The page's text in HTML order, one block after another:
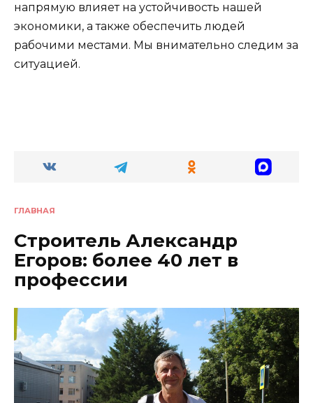
напрямую влияет на устойчивость нашей
экономики, а также обеспечить людей
рабочими местами. Мы внимательно следим за
ситуацией.
ГЛАВНАЯ
Строитель Александр
Егоров: более 40 лет в
профессии